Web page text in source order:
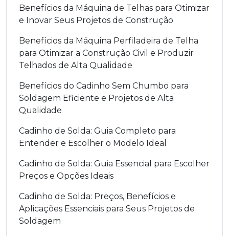
Benefícios da Máquina de Telhas para Otimizar
e Inovar Seus Projetos de Construção
Benefícios da Máquina Perfiladeira de Telha
para Otimizar a Construção Civil e Produzir
Telhados de Alta Qualidade
Benefícios do Cadinho Sem Chumbo para
Soldagem Eficiente e Projetos de Alta
Qualidade
Cadinho de Solda: Guia Completo para
Entender e Escolher o Modelo Ideal
Cadinho de Solda: Guia Essencial para Escolher
Preços e Opções Ideais
Cadinho de Solda: Preços, Benefícios e
Aplicações Essenciais para Seus Projetos de
Soldagem